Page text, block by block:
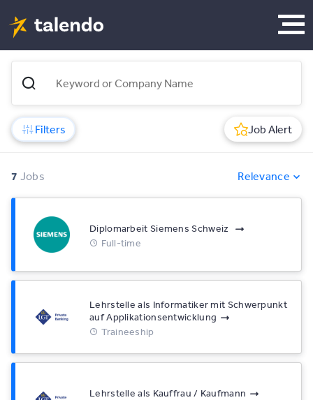
Filters Job Alert
7 Jobs Relevance
Diplomarbeit Siemens Schweiz
Full-time
Lehrstelle als Informatiker mit Schwerpunkt
auf Applikationsentwicklung
Traineeship
Lehrstelle als Kauffrau / Kaufmann